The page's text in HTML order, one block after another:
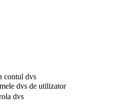
contul dvs
dvs de utilizator
dvs